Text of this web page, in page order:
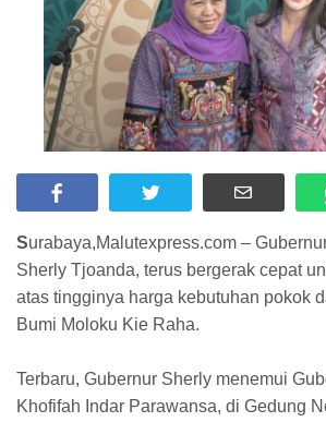
Surabaya,Malutexpress.com –
Sherly Tjoanda, terus bergerak cepat
atas tingginya harga kebutuhan pokok
Bumi Moloku Kie Raha.
Terbaru, Gubernur Sherly menemui
Khofifah Indar Parawansa, di Gedung